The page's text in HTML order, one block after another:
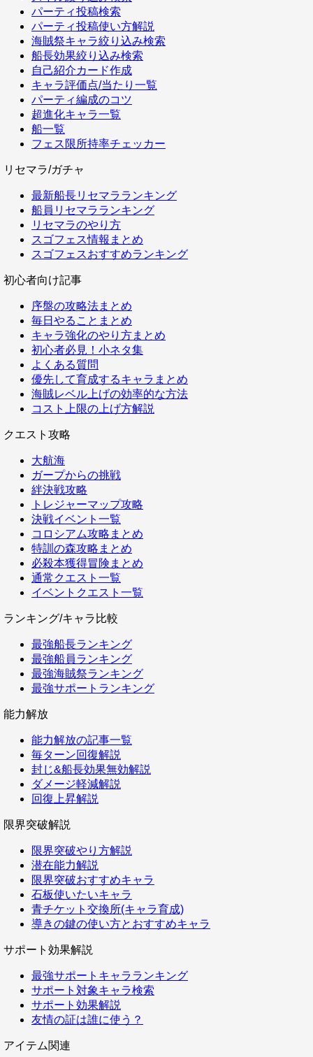
パーティ投稿検索
パーティ投稿使い方解説
海賊祭キャラ絞り込み検索
船長効果絞り込み検索
自己紹介カード作成
キャラ評価点/当たり一覧
パーティ編成のコツ
超進化キャラ一覧
船一覧
フェス限所持率チェッカー
リセマラ/ガチャ
最新船長リセマラランキング
船員リセマラランキング
リセマラのやり方
スゴフェス情報まとめ
スゴフェスおすすめランキング
初心者向け記事
序盤の攻略法まとめ
毎日やることまとめ
キャラ強化のやり方まとめ
初心者必見！小ネタ集
よくある質問
優先して育成するキャラまとめ
海賊レベル上げの効率的な方法
コスト上限の上げ方解説
クエスト攻略
大航海
ガープからの挑戦
絆決戦攻略
トレジャーマップ攻略
決戦イベント一覧
コロシアム攻略まとめ
特訓の森攻略まとめ
必殺本獲得冒険まとめ
通常クエスト一覧
イベントクエスト一覧
ランキング/キャラ比較
最強船長ランキング
最強船員ランキング
最強海賊祭ランキング
最強サポートランキング
能力解放
能力解放の記事一覧
毎ターン回復解説
封じ&船長効果無効解説
ダメージ軽減解説
回復上昇解説
限界突破解説
限界突破やり方解説
潜在能力解説
限界突破おすすめキャラ
石板使いたいキャラ
青チケット交換所(キャラ育成)
導きの鍵の使い方とおすすめキャラ
サポート効果解説
最強サポートキャラランキング
サポート対象キャラ検索
サポート効果解説
友情の証は誰に使う？
アイテム関連